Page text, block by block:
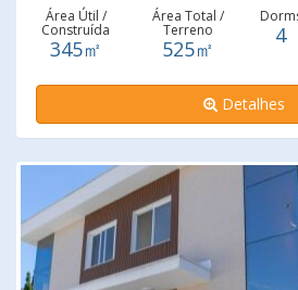
O imóvel tem 4 suítes, Sala de TV,
e jantar conjugados, Lavabo,
Lavanderia, Depósito, Área gourmet
piscina, proporcionando momentos
amigos. Garagem pra 4 carros. O
conforto, segurança, contato com a
conosco e agende uma visita!
Área Útil /
Construída
345㎡
Área Total /
Terreno
525㎡
4
Detalhes